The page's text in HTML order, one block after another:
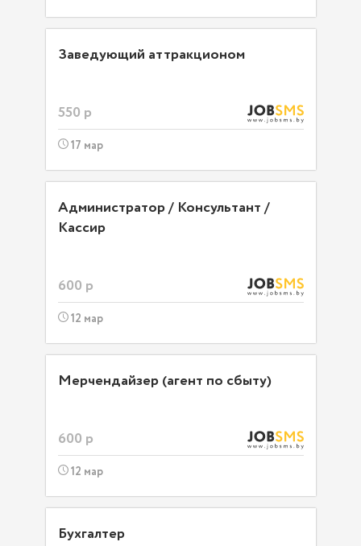
Заведующий аттракционом
550 р
17 мар
Администратор / Консультант /
Кассир
600 р
12 мар
Мерчендайзер (агент по сбыту)
600 р
12 мар
Бухгалтер